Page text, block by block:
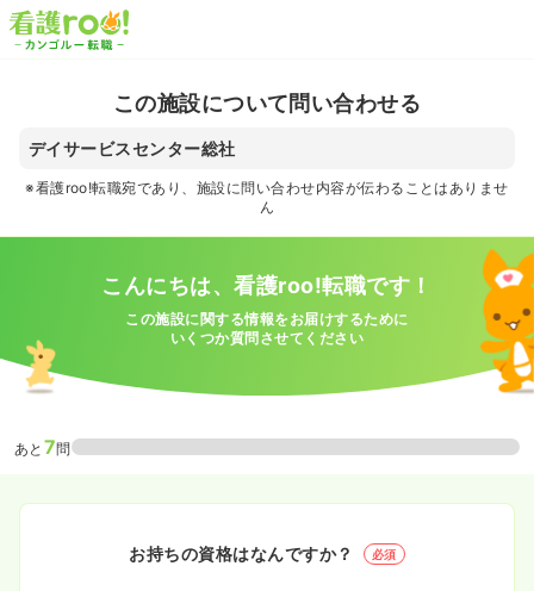
この施設について問い合わせる
デイサービスセンター総社
※看護roo!転職宛であり、施設に問い合わせ内容が伝わることはありませ
ん
こんにちは、看護roo!転職です！
この施設に関する情報をお届けするために
いくつか質問させてください
あと 7問
お持ちの資格はなんですか？ 必須